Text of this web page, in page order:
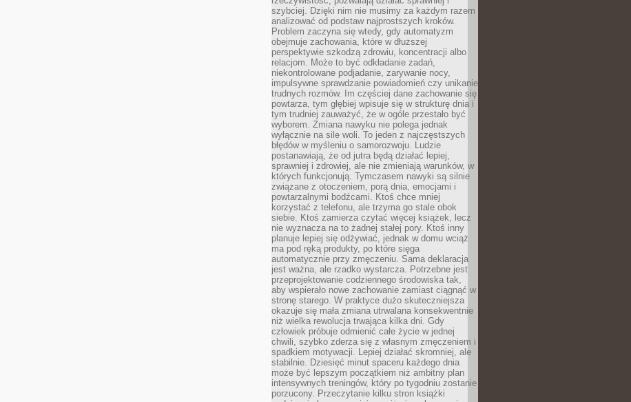
szybciej. Dzięki nim nie musimy za każdym razem
analizować od podstaw najprostszych kroków.
Problem zaczyna się wtedy, gdy automatyzm
obejmuje zachowania, które w dłuższej
perspektywie szkodzą zdrowiu, koncentracji albo
relacjom. Może to być odkładanie zadań,
niekontrolowane podjadanie, zarywanie nocy,
impulsywne sprawdzanie powiadomień czy unikanie
trudnych rozmów. Im częściej dane zachowanie się
powtarza, tym głębiej wpisuje się w strukturę dnia i
tym trudniej zauważyć, że w ogóle przestało być
wyborem. Zmiana nawyku nie polega jednak
wyłącznie na sile woli. To jeden z najczęstszych
błędów w myśleniu o samorozwoju. Ludzie
postanawiają, że od jutra będą działać lepiej,
sprawniej i zdrowiej, ale nie zmieniają warunków, w
których funkcjonują. Tymczasem nawyki są silnie
związane z otoczeniem, porą dnia, emocjami i
powtarzalnymi bodźcami. Ktoś chce mniej
korzystać z telefonu, ale trzyma go stale obok
siebie. Ktoś zamierza czytać więcej książek, lecz
nie wyznacza na to żadnej stałej pory. Ktoś inny
planuje lepiej się odżywiać, jednak w domu wciąż
ma pod ręką produkty, po które sięga
automatycznie przy zmęczeniu. Sama deklaracja
jest ważna, ale rzadko wystarcza. Potrzebne jest
przeprojektowanie codziennego środowiska tak,
aby wspierało nowe zachowanie zamiast ciągnąć w
stronę starego. W praktyce dużo skuteczniejsza
okazuje się mała zmiana utrwalana konsekwentnie
niż wielka rewolucja trwająca kilka dni. Gdy
człowiek próbuje odmienić całe życie w jednej
chwili, szybko zderza się z własnym zmęczeniem i
spadkiem motywacji. Lepiej działać skromniej, ale
stabilnie. Dziesięć minut spaceru każdego dnia
może być lepszym początkiem niż ambitny plan
intensywnych treningów, który po tygodniu zostanie
porzucony. Przeczytanie kilku stron książki